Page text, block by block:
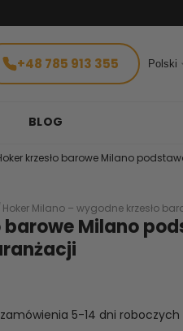
+48 785 913 355 Polski
BLOG
krzesło barowe Milano
Hoker Milano – wygodne krzesło
barowe Milano
5-14 dni roboczych